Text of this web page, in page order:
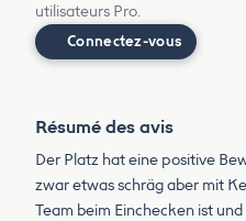
utilisateurs Pro.
Connectez-vous
Résumé des avis
Der Platz hat eine positive
zwar etwas schräg aber mit
Team beim Einchecken ist